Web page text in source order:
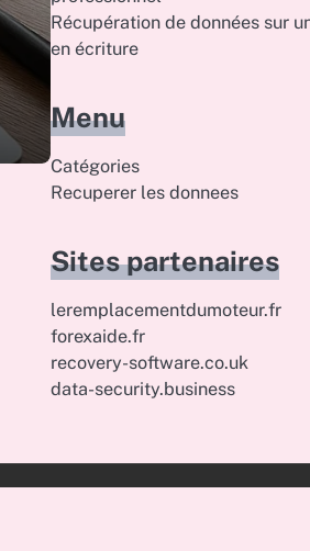
Récupération de données sur
en écriture
Menu
Catégories
Recuperer les donnees
Sites partenaires
leremplacementdumoteur.fr
forexaide.fr
recovery-software.co.uk
data-security.business